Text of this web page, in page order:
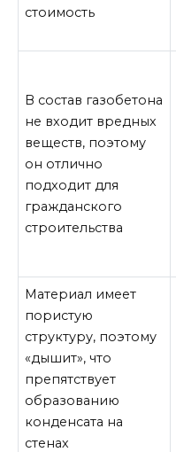
стоимость
В состав газобетона
не входит вредных
веществ, поэтому
он отлично
подходит для
гражданского
строительства
Материал имеет
пористую
структуру, поэтому
«дышит», что
препятствует
образованию
конденсата на
стенах